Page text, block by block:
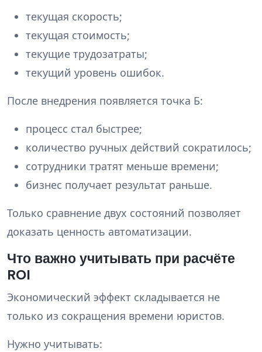
текущая скорость;
текущая стоимость;
текущие трудозатраты;
текущий уровень ошибок.
После внедрения появляется точка Б:
процесс стал быстрее;
количество ручных действий сократилось;
сотрудники тратят меньше времени;
бизнес получает результат раньше.
Только сравнение двух состояний позволяет
доказать ценность автоматизации.
Что важно учитывать при расчёте
ROI
Экономический эффект складывается не
только из сокращения времени юристов.
Нужно учитывать: